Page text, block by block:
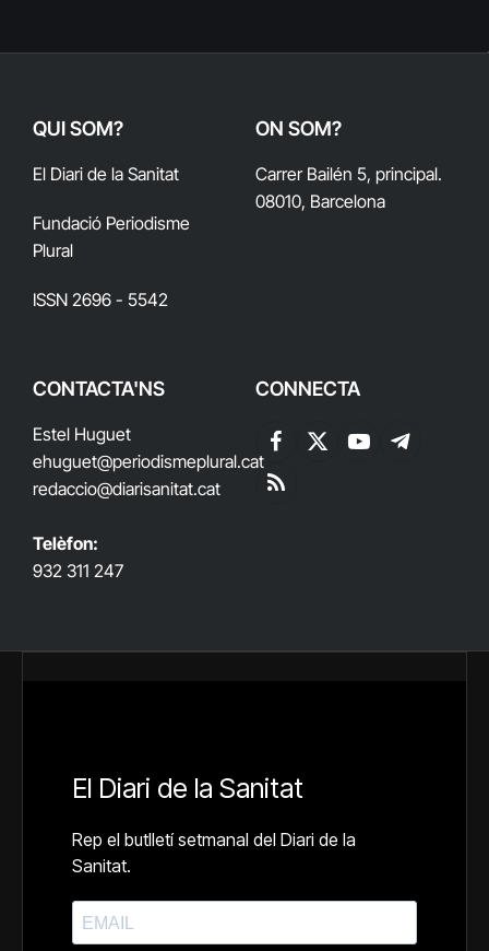
QUI SOM?
El Diari de la Sanitat
Fundació Periodisme
Plural
ISSN 2696 - 5542
ON SOM?
Carrer Bailén 5, principal.
08010, Barcelona
CONTACTA'NS
Estel Huguet
ehuguet@periodismeplural.cat
redaccio@diarisanitat.cat
Telèfon:
932 311 247
CONNECTA
Facebook
X
YouTubeTelegram
RSS